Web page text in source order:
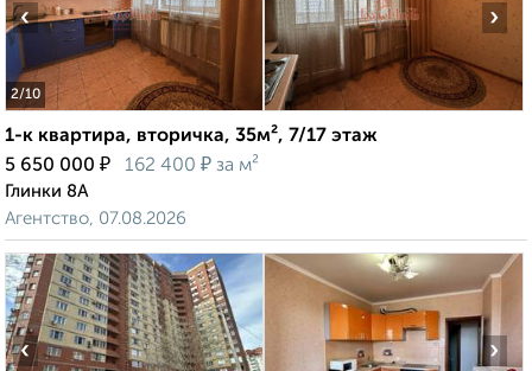
2/10
‹ ›
1-к квартира, вторичка, 35м², 7/17 этаж
5 650 000 ₽ 162 400 ₽ за м²
Глинки 8А
Агентство, 07.08.2026
‹ ›